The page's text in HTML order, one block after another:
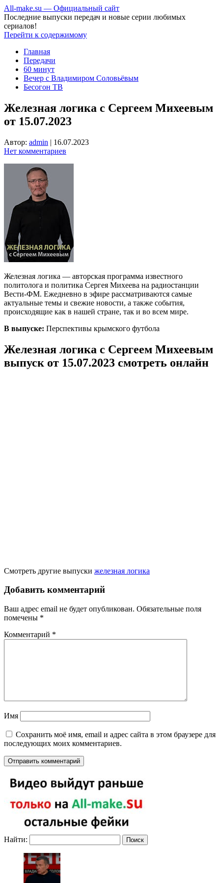
All-make.su — Официальный сайт
Последние выпуски передач и новые серии любимых
сериалов!
Перейти к содержимому
Главная
Передачи
60 минут
Вечер с Владимиром Соловьёвым
Бесогон ТВ
Железная логика с Сергеем Михеевым
от 15.07.2023
Автор: admin | 16.07.2023
Нет комментариев
Железная логика — авторская программа известного
политолога и политика Сергея Михеева на радиостанции
Вести-ФМ. Ежедневно в эфире рассматриваются самые
актуальные темы и свежие новости, а также события,
происходящие как в нашей стране, так и во всем мире.
В выпуске: Перспективы крымского футбола
Железная логика с Сергеем Михеевым
выпуск от 15.07.2023 смотреть онлайн
Смотреть другие выпуски железная логика
Добавить комментарий
Ваш адрес email не будет опубликован. Обязательные поля
помечены *
Комментарий *
Имя
Сохранить моё имя, email и адрес сайта в этом браузере для
последующих моих комментариев.
Найти: